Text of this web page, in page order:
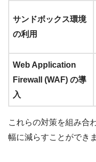
サンドボックス環境
の利用
Web Application
Firewall (WAF) の導
入
これらの対策を組み合
幅に減らすことができま